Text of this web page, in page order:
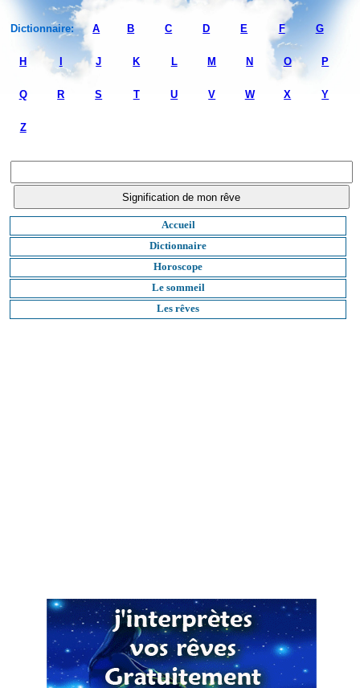
Dictionnaire: A B C D E F G
H J K L M N O P
Q R S T U V W X Y
Z
Accueil
Dictionnaire
Horoscope
Le sommeil
Les rêves